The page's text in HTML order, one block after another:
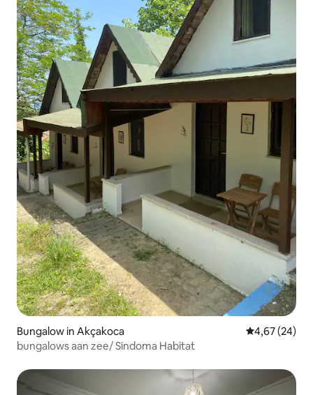
Bungalow in Akçakoca Gemiddelde
4,67 (24)
bungalows aan zee/ Sindoma Habitat